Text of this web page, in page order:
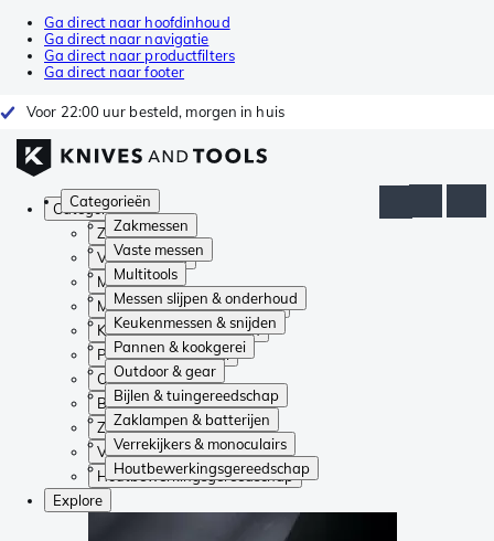
Ga direct naar hoofdinhoud
Ga direct naar navigatie
Ga direct naar productfilters
Ga direct naar footer
Voor 22:00 uur besteld, morgen in huis
Categorieën
Zakmessen
Vaste messen
Multitools
Messen slijpen & onderhoud
Keukenmessen & snijden
Pannen & kookgerei
Outdoor & gear
Bijlen & tuingereedschap
Zaklampen & batterijen
Verrekijkers & monoculairs
Houtbewerkingsgereedschap
Categorieën
Zakmessen
Vaste messen
Multitools
Messen slijpen & onderhoud
Keukenmessen & snijden
Pannen & kookgerei
Outdoor & gear
Bijlen & tuingereedschap
Zaklampen & batterijen
Verrekijkers & monoculairs
Houtbewerkingsgereedschap
Explore